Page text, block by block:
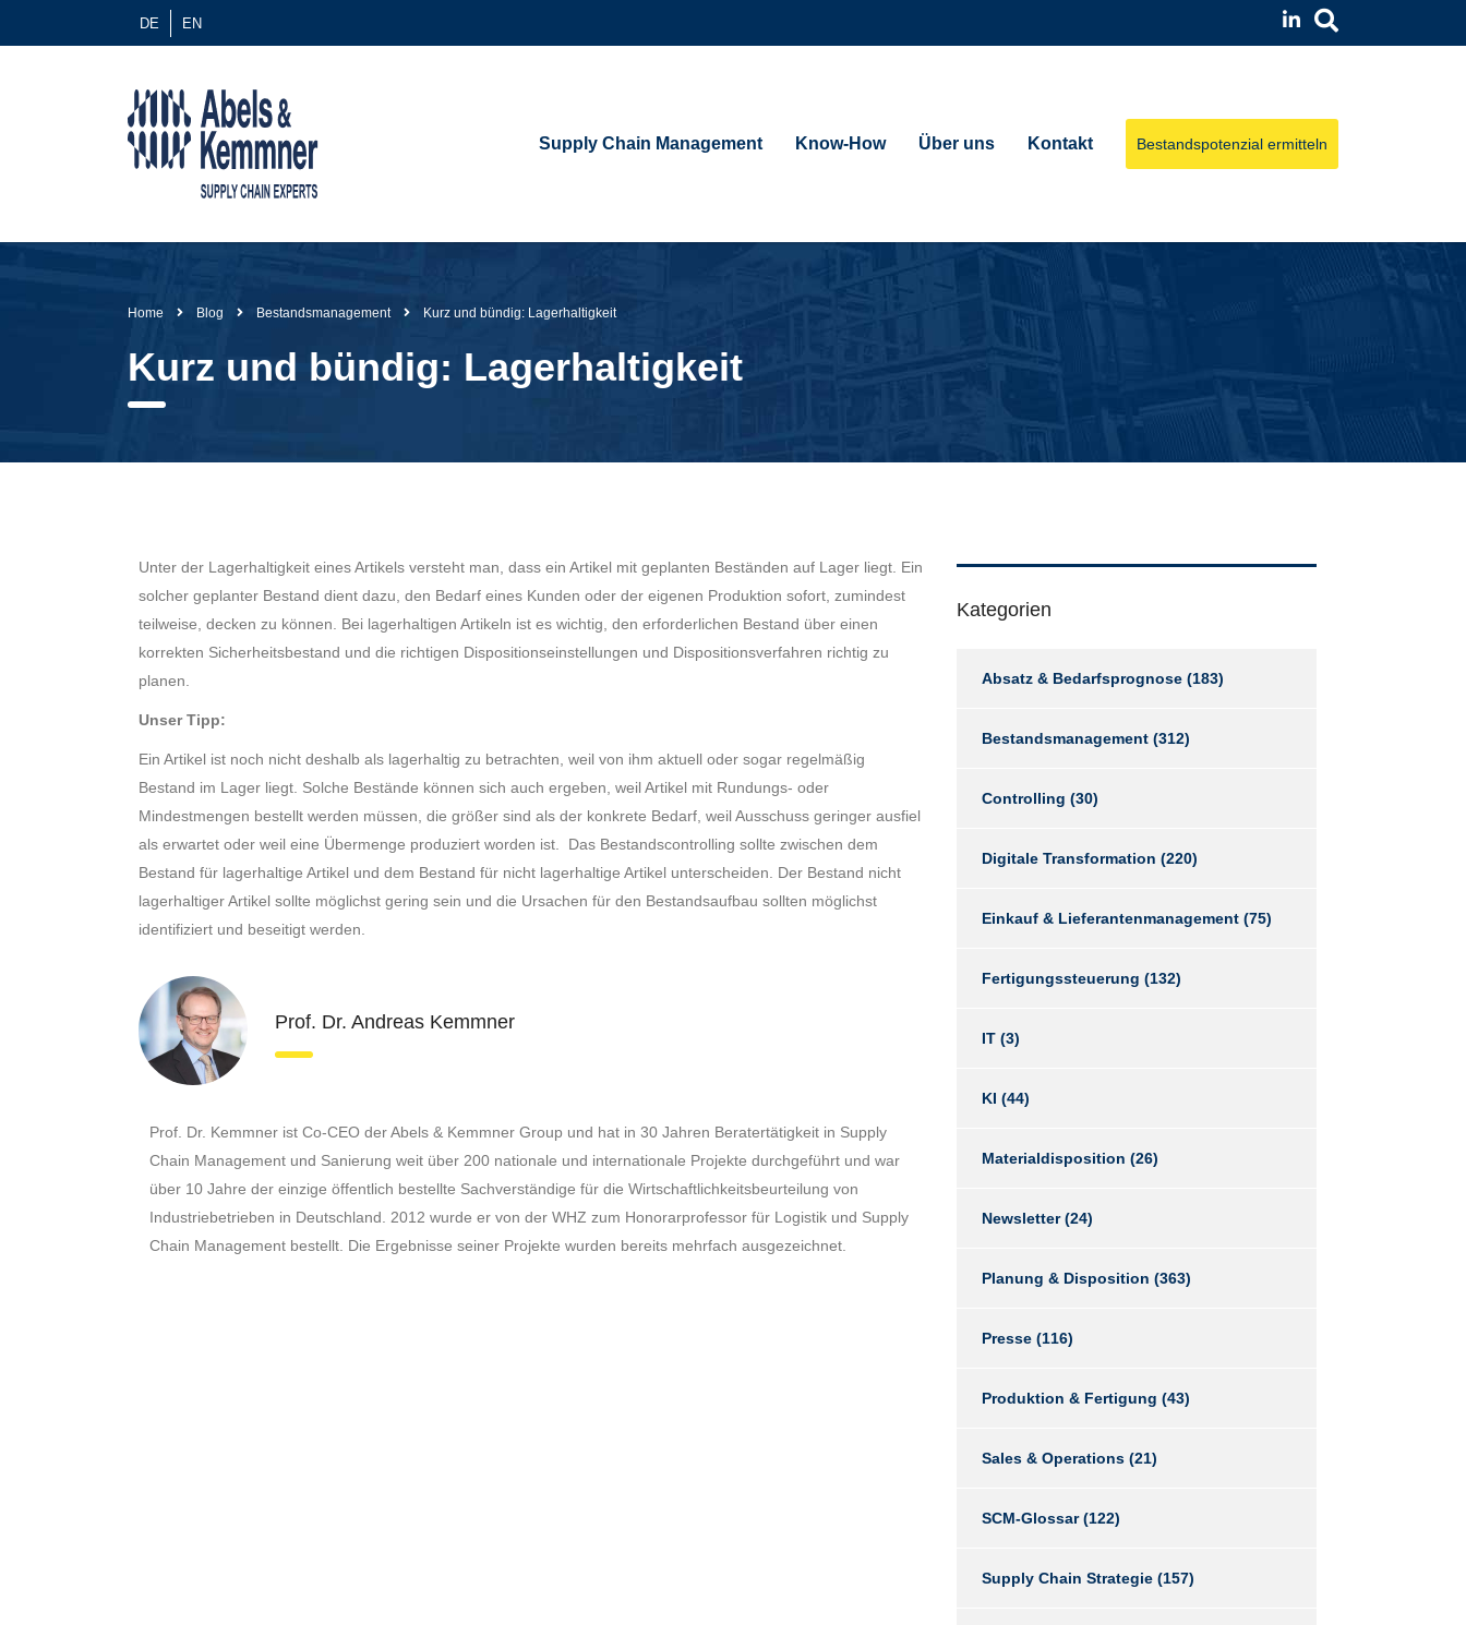
DE EN
Supply Chain Management Know-How Über uns Kontakt Bestandspotenzial ermitteln
Home Blog Bestandsmanagement Kurz und bündig: Lagerhaltigkeit
Kurz und bündig: Lagerhaltigkeit
Unter der Lagerhaltigkeit eines Artikels versteht man, dass ein Artikel mit geplanten Beständen auf Lager liegt. Ein
solcher geplanter Bestand dient dazu, den Bedarf eines Kunden oder der eigenen Produktion sofort, zumindest
teilweise, decken zu können. Bei lagerhaltigen Artikeln ist es wichtig, den erforderlichen Bestand über einen
korrekten Sicherheitsbestand und die richtigen Dispositionseinstellungen und Dispositionsverfahren richtig zu
planen.
Unser Tipp:
Ein Artikel ist noch nicht deshalb als lagerhaltig zu betrachten, weil von ihm aktuell oder sogar regelmäßig
Bestand im Lager liegt. Solche Bestände können sich auch ergeben, weil Artikel mit Rundungs- oder
Mindestmengen bestellt werden müssen, die größer sind als der konkrete Bedarf, weil Ausschuss geringer ausfiel
als erwartet oder weil eine Übermenge produziert worden ist. Das Bestandscontrolling sollte zwischen dem
Bestand für lagerhaltige Artikel und dem Bestand für nicht lagerhaltige Artikel unterscheiden. Der Bestand nicht
lagerhaltiger Artikel sollte möglichst gering sein und die Ursachen für den Bestandsaufbau sollten möglichst
identifiziert und beseitigt werden.
Prof. Dr. Andreas Kemmner
Prof. Dr. Kemmner ist Co-CEO der Abels & Kemmner Group und hat in 30 Jahren Beratertätigkeit in Supply
Chain Management und Sanierung weit über 200 nationale und internationale Projekte durchgeführt und war
über 10 Jahre der einzige öffentlich bestellte Sachverständige für die Wirtschaftlichkeitsbeurteilung von
Industriebetrieben in Deutschland. 2012 wurde er von der WHZ zum Honorarprofessor für Logistik und Supply
Chain Management bestellt. Die Ergebnisse seiner Projekte wurden bereits mehrfach ausgezeichnet.
Kategorien
Absatz & Bedarfsprognose(183)
Bestandsmanagement(312)
Controlling (30)
Digitale Transformation (220)
Einkauf & Lieferantenmanagement(75)
Fertigungssteuerung (132)
IT(3)
KI (44)
Materialdisposition (26)
Newsletter(24)
Planung & Disposition (363)
Presse(116)
Produktion & Fertigung (43)
Sales & Operations(21)
SCM-Glossar(122)
Supply Chain Strategie(157)